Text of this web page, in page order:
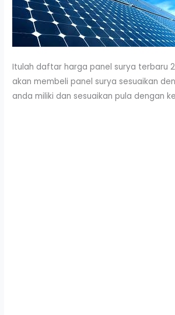
Itulah daftar harga panel surya terbaru
akan membeli panel surya sesuaikan
anda miliki dan sesuaikan pula dengan